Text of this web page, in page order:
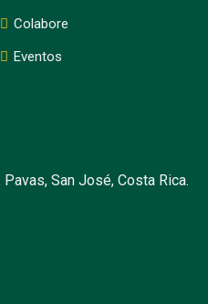
Colabore
Eventos
San José, Costa Rica.